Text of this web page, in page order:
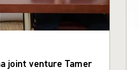
joint venture Tamer